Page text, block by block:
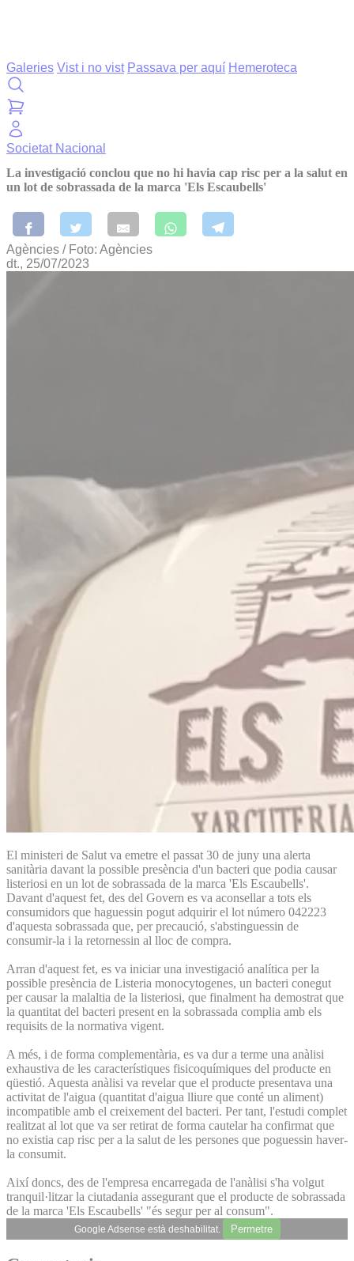
Galeries Vist i no vist Passava per aquí Hemeroteca
Societat Nacional
La investigació conclou que no hi havia cap risc per a la salut en
un lot de sobrassada de la marca 'Els Escaubells'
Agències / Foto: Agències
dt., 25/07/2023
El ministeri de Salut va emetre el passat 30 de juny una alerta
sanitària davant la possible presència d'un bacteri que podia causar
listeriosi en un lot de sobrassada de la marca 'Els Escaubells'.
Davant d'aquest fet, des del Govern es va aconsellar a tots els
consumidors que haguessin pogut adquirir el lot número 042223
d'aquesta sobrassada que, per precaució, s'abstinguessin de
consumir-la i la retornessin al lloc de compra.
Arran d'aquest fet, es va iniciar una investigació analítica per la
possible presència de Listeria monocytogenes, un bacteri conegut
per causar la malaltia de la listeriosi, que finalment ha demostrat que
la quantitat del bacteri present en la sobrassada complia amb els
requisits de la normativa vigent.
A més, i de forma complementària, es va dur a terme una anàlisi
exhaustiva de les característiques fisicoquímiques del producte en
qüestió. Aquesta anàlisi va revelar que el producte presentava una
activitat de l'aigua (quantitat d'aigua lliure que conté un aliment)
incompatible amb el creixement del bacteri. Per tant, l'estudi complet
realitzat al lot que va ser retirat de forma cautelar ha confirmat que
no existia cap risc per a la salut de les persones que poguessin haver-
la consumit.
Així doncs, des de l'empresa encarregada de l'anàlisi s'ha volgut
tranquil·litzar la ciutadania assegurant que el producte de sobrassada
de la marca 'Els Escaubells' "és segur per al consum".
Google Adsense està deshabilitat. Permetre